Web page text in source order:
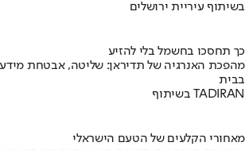
בשיתוף עיריית ירושלים
כך תחסכו בחשמל בלי להזיע
מהפכת האנרגיה של תדיראן: שליטה, אבטחת מידע
בבית
בשיתוף TADIRAN
מאחורי הקלעים של הטעם הישראלי